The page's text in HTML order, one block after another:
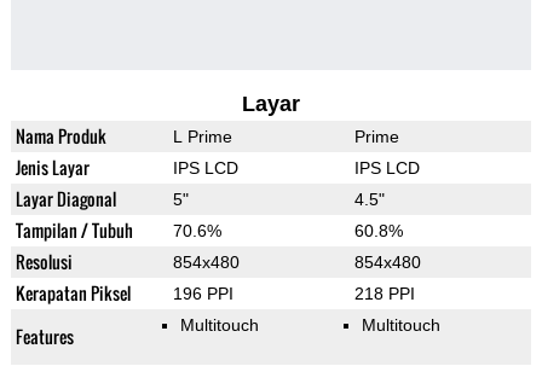
Layar
Nama Produk L Prime Prime
Jenis Layar IPS LCD IPS LCD
Layar Diagonal 5" 4.5"
Tampilan / Tubuh 70.6% 60.8%
Resolusi 854x480 854x480
Kerapatan Piksel 196 PPI 218 PPI
Features Multitouch Multitouch